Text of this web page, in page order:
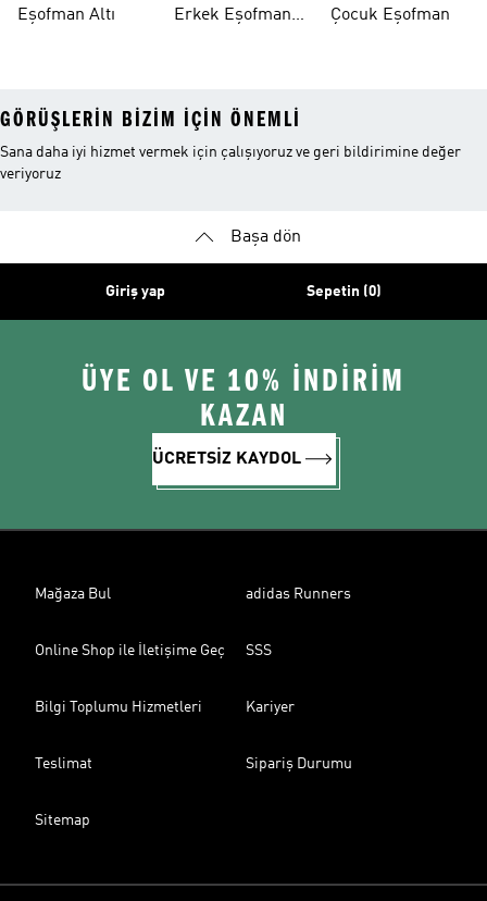
Eşofman Altı
Erkek Eşofman
Çocuk Eşofman
GÖRÜŞLERIN BIZIM IÇIN ÖNEMLI
Sana daha iyi hizmet vermek için çalışıyoruz ve geri bildirimine değer
veriyoruz
Başa dön
Giriş yap Sepetin (0)
ÜYE OL VE 10% İNDİRİM
KAZAN
ÜCRETSİZ KAYDOL
Mağaza Bul adidas Runners
Online Shop ile İletişime Geç SSS
Bilgi Toplumu Hizmetleri Kariyer
Teslimat Sipariş Durumu
Sitemap